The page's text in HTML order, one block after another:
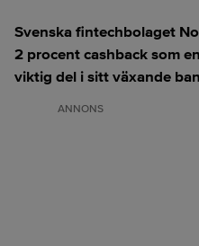
Svenska fintechbolaget
2 procent cashback som
viktig del i sitt växande
ANNONS